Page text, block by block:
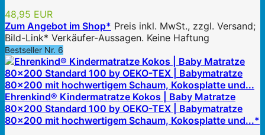
48,95 EUR
Zum Angebot im Shop* Preis inkl. MwSt., zzgl. Versand;
Bild-Link* Verkäufer-Aussagen. Keine Haftung
Bestseller Nr. 6
Ehrenkind® Kindermatratze Kokos | Baby Matratze
80x200 Standard 100 by OEKO-TEX | Babymatratze
80x200 mit hochwertigem Schaum, Kokosplatte und...*